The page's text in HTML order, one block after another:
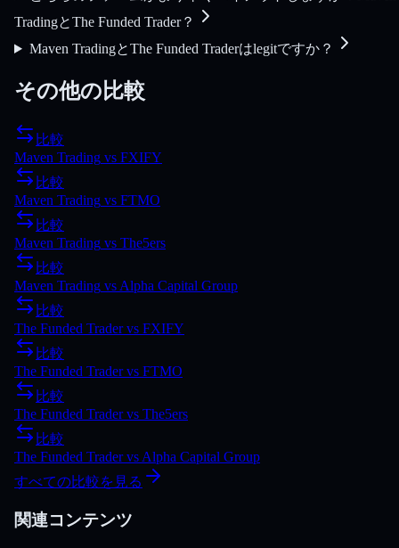
TradingとThe Funded Trader？
Maven TradingとThe Funded Traderはlegitですか？
その他の比較
比較
Maven Trading vs FXIFY
比較
Maven Trading vs FTMO
比較
Maven Trading vs The5ers
比較
Maven Trading vs Alpha Capital Group
比較
The Funded Tradervs FXIFY
比較
The Funded Tradervs FTMO
比較
The Funded Tradervs The5ers
比較
The Funded Tradervs Alpha Capital Group
すべての比較を見る
関連コンテンツ